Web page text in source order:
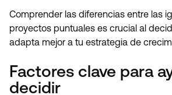
Comprender las diferencias entre las
proyectos puntuales es crucial al
adapta mejor a tu estrategia de
Factores clave para
decidir